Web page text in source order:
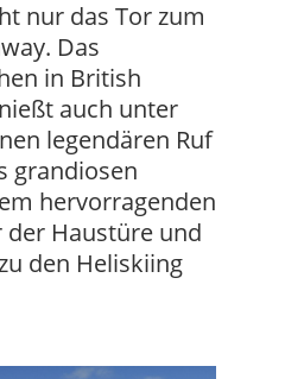
nur das Tor zum
Das
in British
auch unter
legendären Ruf
grandiosen
hervorragenden
der Haustüre und
den Heliskiing